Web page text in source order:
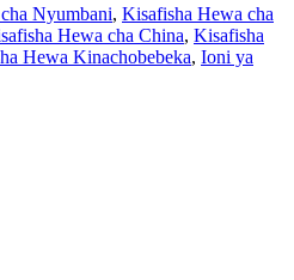
Nyumbani, Kisafisha Hewa cha
Hewa cha China, Kisafisha
Hewa Kinachobebeka, Ioni ya